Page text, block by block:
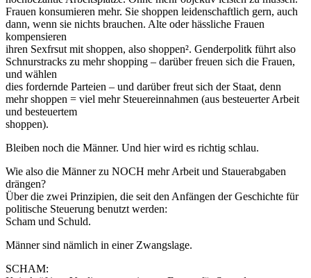
Frauen konsumieren mehr. Sie shoppen leidenschaftlich gern, auch
dann, wenn sie nichts brauchen. Alte oder hässliche Frauen
kompensieren
ihren Sexfrsut mit shoppen, also shoppen². Genderpolitk führt also
Schnurstracks zu mehr shopping – darüber freuen sich die Frauen,
und wählen
dies fordernde Parteien – und darüber freut sich der Staat, denn
mehr shoppen = viel mehr Steuereinnahmen (aus besteuerter Arbeit
und besteuertem
shoppen).
Bleiben noch die Männer. Und hier wird es richtig schlau.
Wie also die Männer zu NOCH mehr Arbeit und Stauerabgaben
drängen?
Über die zwei Prinzipien, die seit den Anfängen der Geschichte für
politische Steuerung benutzt werden:
Scham und Schuld.
Männer sind nämlich in einer Zwangslage.
SCHAM: